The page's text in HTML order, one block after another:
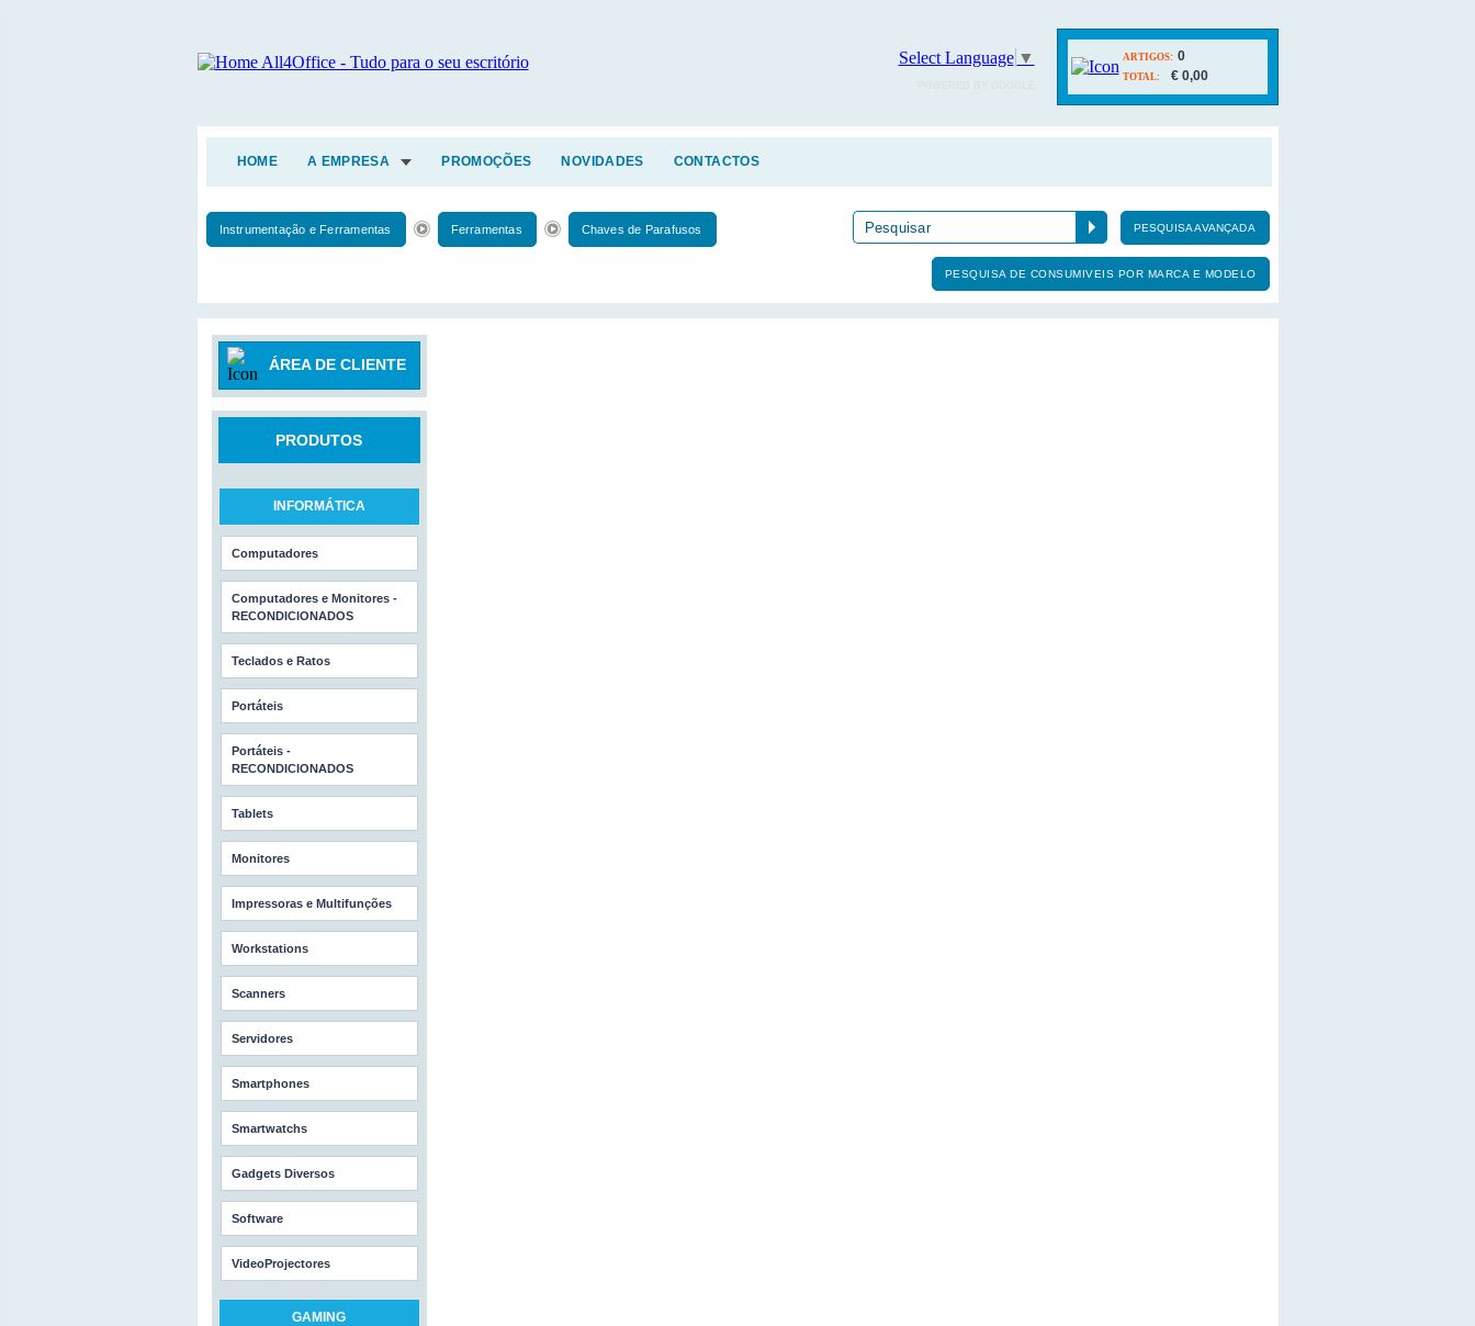
Select Language ▼ ARTIGOS: 0
TOTAL: € 0,00
HOME A EMPRESA PROMOÇÕES NOVIDADES CONTACTOS
Instrumentação e Ferramentas Ferramentas Chaves de Parafusos PESQUISA AVANÇADA
PESQUISA DE CONSUMIVEIS POR MARCA E MODELO
ÁREA DE CLIENTE
PRODUTOS
INFORMÁTICA
Computadores
Computadores e Monitores -
RECONDICIONADOS
Teclados e Ratos
Portáteis
Portáteis -
RECONDICIONADOS
Tablets
Monitores
Impressoras e Multifunções
Workstations
Scanners
Servidores
Smartphones
Smartwatchs
Gadgets Diversos
Software
VideoProjectores
GAMING